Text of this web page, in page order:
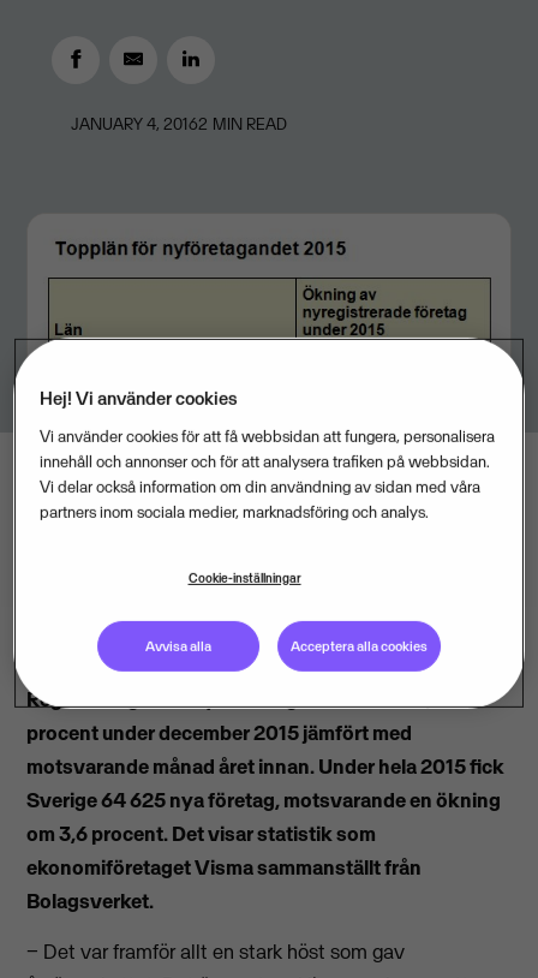
JANUARY 4, 20162 MIN READ
Registreringen av nya företag ökade med 13,3
procent under december 2015 jämfört med
motsvarande månad året innan. Under hela 2015 fick
Sverige 64 625 nya företag, motsvarande en ökning
om 3,6 procent. Det visar statistik som
ekonomiföretaget Visma sammanställt från
Bolagsverket.
− Det var framför allt en stark höst som gav
Hej! Vi använder cookies
Vi använder cookies för att få webbsidan att fungera, personalisera
innehåll och annonser och för att analysera trafiken på webbsidan.
Vi delar också information om din användning av sidan med våra
partners inom sociala medier, marknadsföring och analys.
Cookie-inställningar
Avvisa alla Acceptera alla cookies